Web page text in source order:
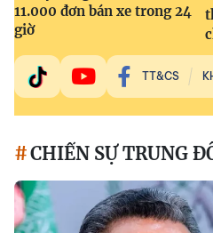
11.000 đơn bán xe trong 24
giờ
TT&CS
CHIẾN SỰ TRUNG